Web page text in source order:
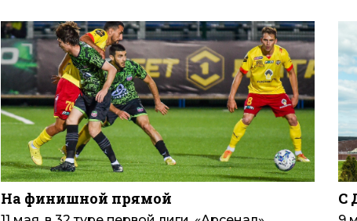
На финишной прямой С